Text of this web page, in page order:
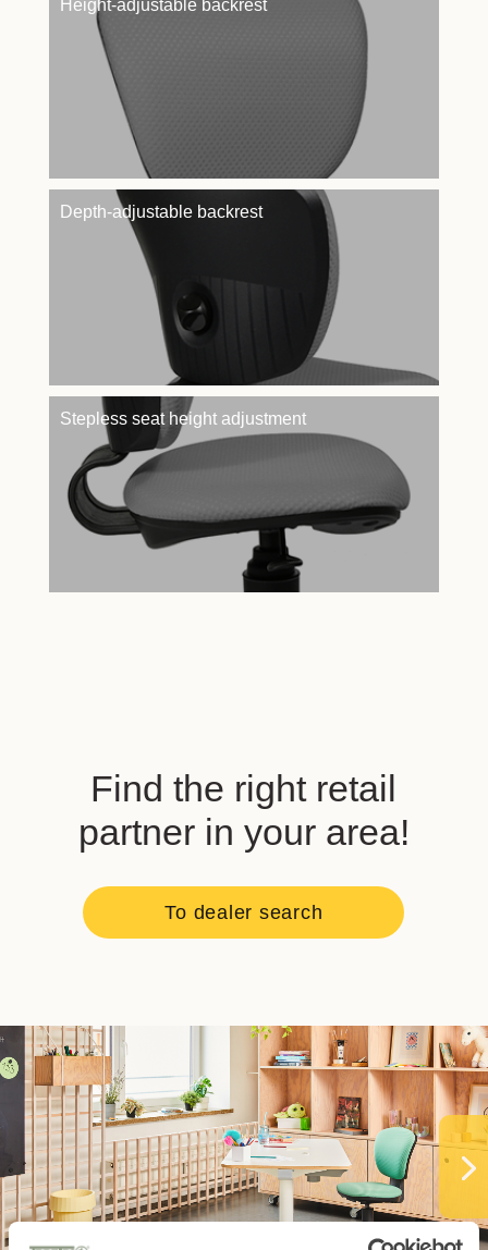
Height-adjustable backrest
Depth-adjustable backrest
Stepless seat height adjustment
Find the right retail
partner in your area!
To dealer search